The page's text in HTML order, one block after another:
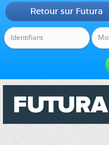
Retour sur Futura